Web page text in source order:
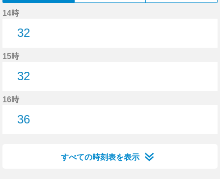
14時
32
15時
32
16時
36
すべての時刻表を表示